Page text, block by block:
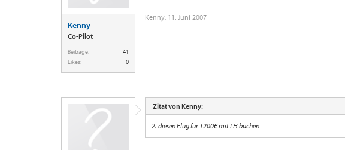
Kenny
Co-Pilot
Beiträge:
41
Likes:
0
Kenny, 11. Juni 2007
Zitat von Kenny:
2. diesen Flug für 1200€ mit LH buchen